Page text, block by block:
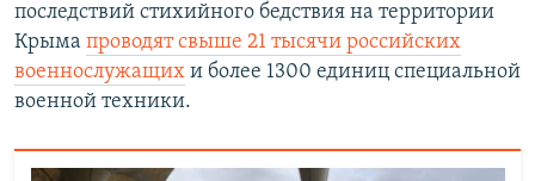
последствий стихийного бедствия на территории
Крыма проводят свыше 21 тысячи российских
военнослужащих и более 1300 единиц специальной
военной техники.